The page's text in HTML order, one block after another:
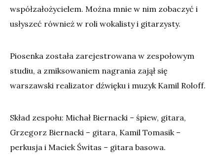
współzałożycielem. Można mnie w nim zobaczyć i
usłyszeć również w roli wokalisty i gitarzysty.
Piosenka została zarejestrowana w zespołowym
studiu, a zmiksowaniem nagrania zajął się
warszawski realizator dźwięku i muzyk Kamil Roloff.
Skład zespołu: Michał Biernacki – śpiew, gitara,
Grzegorz Biernacki – gitara, Kamil Tomasik –
perkusja i Maciek Świtas – gitara basowa.